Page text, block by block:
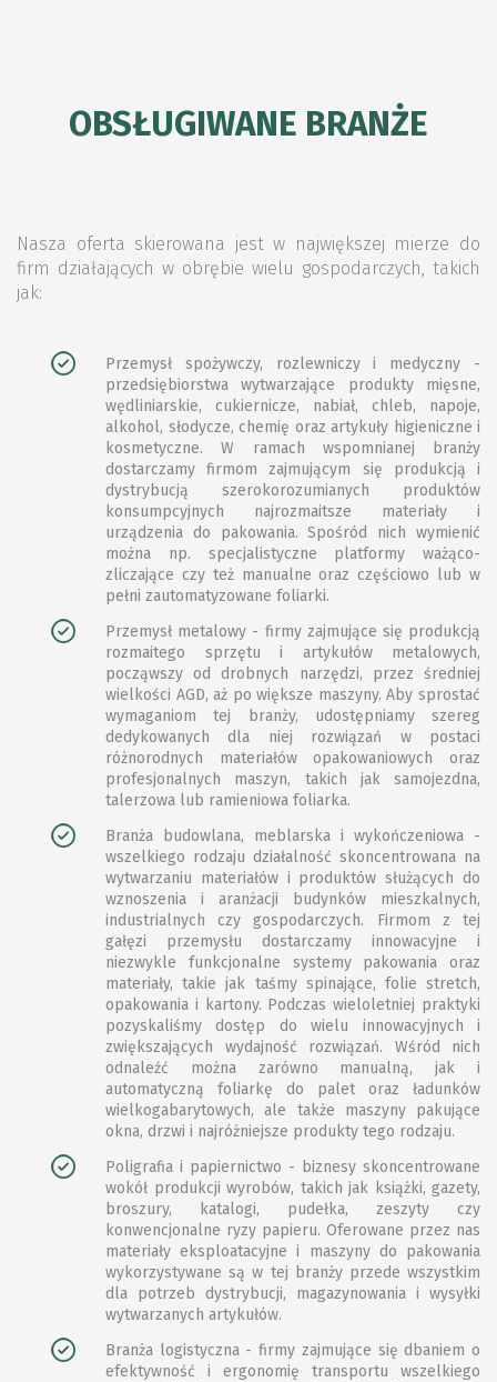
OBSŁUGIWANE BRANŻE
Nasza oferta skierowana jest w największej mierze do
firm działających w obrębie wielu gospodarczych, takich
jak:
Przemysł spożywczy, rozlewniczy i medyczny -
przedsiębiorstwa wytwarzające produkty mięsne,
wędliniarskie, cukiernicze, nabiał, chleb, napoje,
alkohol, słodycze, chemię oraz artykuły higieniczne i
kosmetyczne. W ramach wspomnianej branży
dostarczamy firmom zajmującym się produkcją i
dystrybucją szerokorozumianych produktów
konsumpcyjnych najrozmaitsze materiały i
urządzenia do pakowania. Spośród nich wymienić
można np. specjalistyczne platformy ważąco-
zliczające czy też manualne oraz częściowo lub w
pełni zautomatyzowane foliarki.
Przemysł metalowy - firmy zajmujące się produkcją
rozmaitego sprzętu i artykułów metalowych,
począwszy od drobnych narzędzi, przez średniej
wielkości AGD, aż po większe maszyny. Aby sprostać
wymaganiom tej branży, udostępniamy szereg
dedykowanych dla niej rozwiązań w postaci
różnorodnych materiałów opakowaniowych oraz
profesjonalnych maszyn, takich jak samojezdna,
talerzowa lub ramieniowa foliarka.
Branża budowlana, meblarska i wykończeniowa -
wszelkiego rodzaju działalność skoncentrowana na
wytwarzaniu materiałów i produktów służących do
wznoszenia i aranżacji budynków mieszkalnych,
industrialnych czy gospodarczych. Firmom z tej
gałęzi przemysłu dostarczamy innowacyjne i
niezwykle funkcjonalne systemy pakowania oraz
materiały, takie jak taśmy spinające, folie stretch,
opakowania i kartony. Podczas wieloletniej praktyki
pozyskaliśmy dostęp do wielu innowacyjnych i
zwiększających wydajność rozwiązań. Wśród nich
odnaleźć można zarówno manualną, jak i
automatyczną foliarkę do palet oraz ładunków
wielkogabarytowych, ale także maszyny pakujące
okna, drzwi i najróżniejsze produkty tego rodzaju.
Poligrafia i papiernictwo - biznesy skoncentrowane
wokół produkcji wyrobów, takich jak książki, gazety,
broszury, katalogi, pudełka, zeszyty czy
konwencjonalne ryzy papieru. Oferowane przez nas
materiały eksploatacyjne i maszyny do pakowania
wykorzystywane są w tej branży przede wszystkim
dla potrzeb dystrybucji, magazynowania i wysyłki
wytwarzanych artykułów.
Branża logistyczna - firmy zajmujące się dbaniem o
efektywność i ergonomię transportu wszelkiego